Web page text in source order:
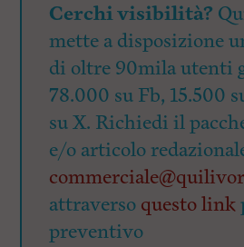
Cerchi visibilità?
mette a disposizione
di oltre 90mila utenti
78.000 su Fb, 15.500
su X. Richiedi il
e/o articolo
attraverso questo link
preventivo